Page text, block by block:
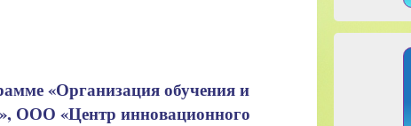
«Организация обучения и
ООО «Центр инновационного